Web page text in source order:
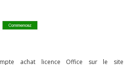
achat licence Office sur le site